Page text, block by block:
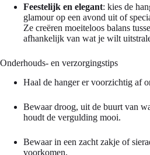
Feestelijk en elegant: kies de
glamour op een avond uit of
Ze creëren moeiteloos balans
afhankelijk van wat je wilt
Onderhouds- en verzorgingstips
Haal de hanger er voorzichtig af
Bewaar droog, uit de buurt van
houdt de vergulding mooi.
Bewaar in een zacht zakje of
voorkomen.